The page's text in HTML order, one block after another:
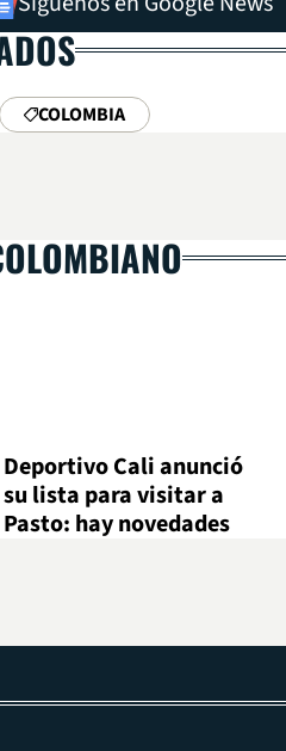
COLOMBIA
Deportivo Cali anunció
su lista para visitar a
Pasto: hay novedades